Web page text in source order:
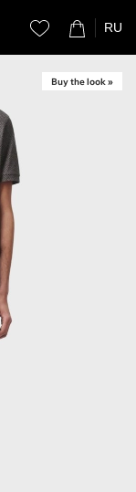
RU
Buy the look »